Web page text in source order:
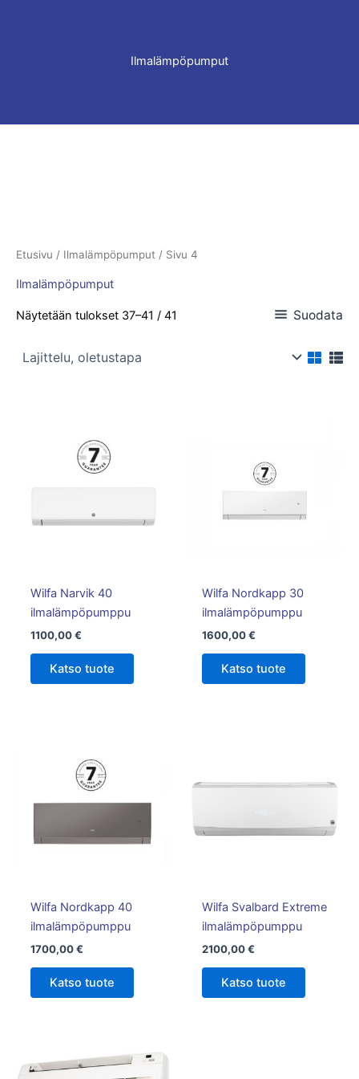
Ilmalämpöpumput
Etusivu / Ilmalämpöpumput / Sivu 4
Ilmalämpöpumput
Näytetään tulokset 37–41 / 41 Suodata
Wilfa Narvik 40
ilmalämpöpumppu
1100,00€
Katso tuote
Wilfa Nordkapp 30
ilmalämpöpumppu
1600,00€
Katso tuote
Wilfa Nordkapp 40
ilmalämpöpumppu
1700,00€
Katso tuote
useampi
Voit
Wilfa Svalbard Extreme
ilmalämpöpumppu
2100,00€
Katso tuote